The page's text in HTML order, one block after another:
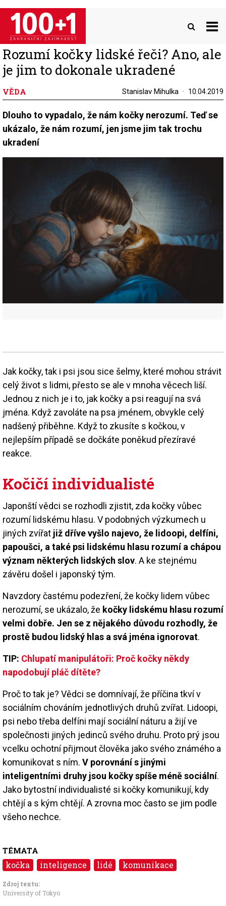
Přejít
hlavnímu
obsahu
Rozumí kočky lidské řeči? Ano, ale
je jim to dokonale ukradené
VĚDA Stanislav Mihulka 10.04.2019
Dlouho to vypadalo, že nám kočky nerozumí. Teď se
ukázalo, že nám rozumí, jen jsme jim tak trochu
ukradení
Jak kočky, tak i psi jsou sice šelmy, které mohou strávit
celý život s lidmi, přesto se ale v mnoha věcech liší.
Jednou z nich je i to, jak kočky a psi reagují na svá
jména. Když zavoláte na psa jménem, obvykle celý
nadšený přiběhne. Když to zkusíte s kočkou, v
nejlepším případě se dočkáte poněkud přezíravé
reakce.
Kočičí individualisté
Japonští vědci se rozhodli zjistit, zda kočky vůbec
rozumí lidskému hlasu. V podobných výzkumech u
jiných zvířat již dříve vyšlo najevo, že lidoopi, delfíni,
papoušci, a také psi lidskému hlasu rozumí a chápou
význam některých lidských slov. A ke stejnému
závěru došel i japonský tým.
Navzdory častému podezření, že kočky lidem vůbec
nerozumí, se ukázalo, že kočky lidskému hlasu rozumí
velmi dobře. Jen se z nějakého důvodu rozhodly, že
prostě budou lidský hlas a svá jména ignorovat.
TIP: Chlupatí manipulátoři: Proč kočky někdy
napodobují pláč dítěte?
Proč to tak je? Vědci se domnívají, že příčina tkví v
sociálním chováním jednotlivých druhů zvířat. Lidoopi,
psi nebo třeba delfíni mají sociální náturu a žijí ve
společnosti jiných jedinců svého druhu. Proto prý jsou
vcelku ochotní přijmout člověka jako svého známého a
komunikovat s ním. V porovnání s jinými
inteligentními druhy jsou kočky spíše méně sociální.
Jako bytostní individualisté si kočky komunikují, kdy
chtějí a s kým chtějí. A zrovna moc často se jim podle
všeho nechce.
TÉMATA
kočka inteligence lidé komunikace
Zdroj textu:
University of Tokyo